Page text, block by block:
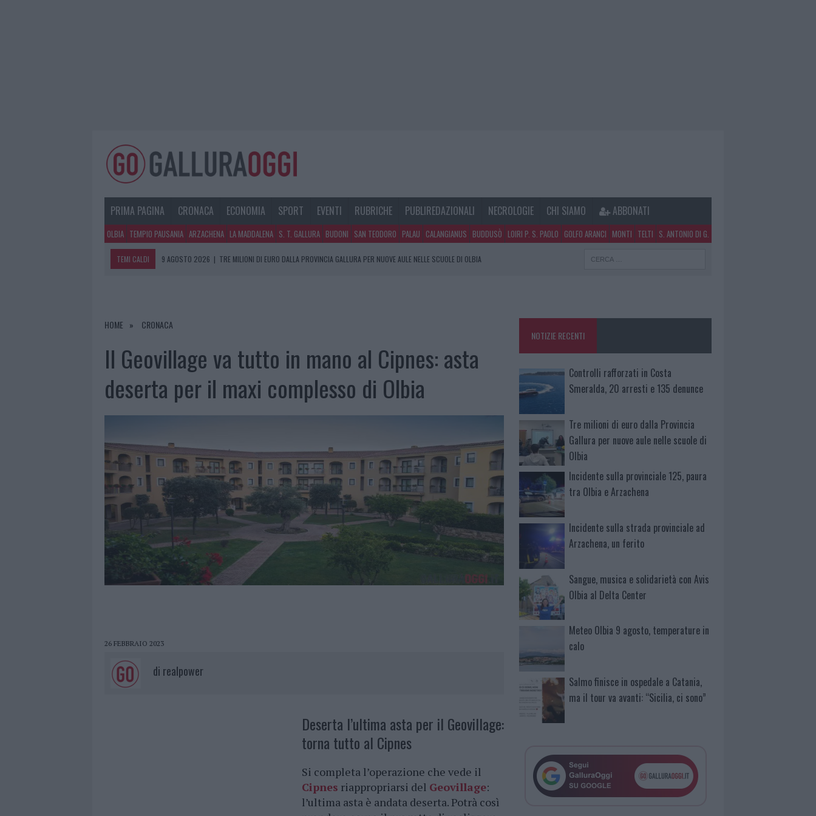
PRIMA PAGINA CRONACA ECONOMIA SPORT EVENTI RUBRICHE PUBLIREDAZIONALI NECROLOGIE CHI SIAMO ABBONATI
OLBIA TEMPIO PAUSANIA ARZACHENA LA MADDALENA S. T. GALLURA BUDONI SAN TEODORO PALAU CALANGIANUS BUDDUSÒ LOIRI P. S. PAOLO GOLFO ARANCI MONTI TELTI S. ANTONIO DI G.
TEMI CALDI 9 AGOSTO 2026 | TRE MILIONI DI EURO DALLA PROVINCIA GALLURA PER NUOVE AULE NELLE SCUOLE DI OLBIA
8 AGOSTO 2026
|
HOME CRONACA
Il Geovillage va tutto in mano al Cipnes: asta
deserta per il maxi complesso di Olbia
26 FEBBRAIO 2023
di realpower
Deserta l’ultima asta per il Geovillage:
torna tutto al Cipnes
Si completa l’operazione che vede il
Cipnes riappropriarsi del Geovillage:
l’ultima asta è andata deserta. Potrà così
NOTIZIE RECENTI
Controlli rafforzati in Costa
Smeralda, 20 arresti e 135 denunce
Tre milioni di euro dalla Provincia
Gallura per nuove aule nelle scuole di
Olbia
Incidente sulla provinciale 125, paura
tra Olbia e Arzachena
Incidente sulla strada provinciale ad
Arzachena, un ferito
Sangue, musica e solidarietà con Avis
Olbia al Delta Center
Meteo Olbia 9 agosto, temperature in
calo
Salmo finisce in ospedale a Catania,
ma il tour va avanti: “Sicilia, ci sono”